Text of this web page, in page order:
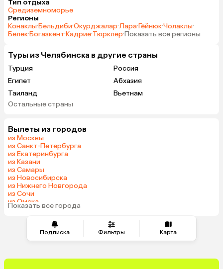
Подписка Фильтры Карта
Тип отдыха
Средиземноморье
Регионы
Конаклы·Бельдиби·Окурджалар·Лара·Гёйнюк·Чолаклы·
Белек·Богазкент·Кадрие·Тюрклер·Показать все регионы
Туры из Челябинска в другие страны
Турция
Россия
Египет
Абхазия
Таиланд
Вьетнам
ОАЭ
Саудовская Аравия
Остальные страны
Вылеты из городов
из Москвы
из Санкт-Петербурга
из Екатеринбурга
из Казани
из Самары
из Новосибирска
из Нижнего Новгорода
из Сочи
из Омска
из Красноярска
Показать все города